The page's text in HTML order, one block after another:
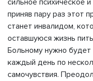
сильное психическое
приняв пару раз этот
станет инвалидом,
оставшуюся жизнь
Больному нужно будет
каждый день по
самочувствия.